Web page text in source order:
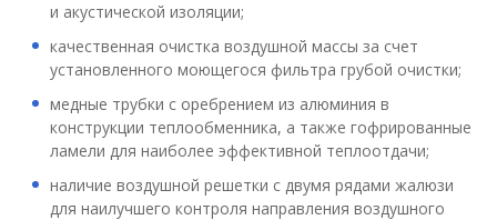
и акустической изоляции;
качественная очистка воздушной массы за счет
установленного моющегося фильтра грубой очистки;
медные трубки с оребрением из алюминия в
конструкции теплообменника, а также гофрированные
ламели для наиболее эффективной теплоотдачи;
наличие воздушной решетки с двумя рядами жалюзи
для наилучшего контроля направления воздушного